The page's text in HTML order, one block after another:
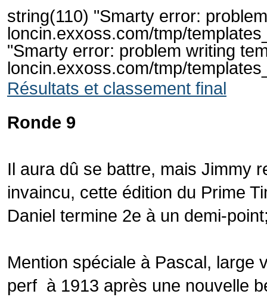
string(110) "Smarty error:
loncin.exxoss.com/tmp/
"Smarty error: problem writing
loncin.exxoss.com/tmp/
Résultats et classement final
Ronde 9
Il aura dû se battre, mais Jimmy
invaincu, cette édition du Prime
Daniel termine 2e à un demi-
Mention spéciale à Pascal, large
perf à 1913 après une nouvelle